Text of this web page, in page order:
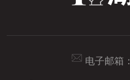
电子邮箱：